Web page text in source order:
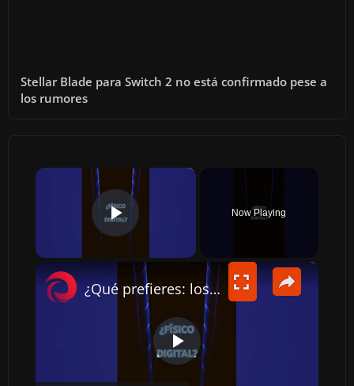
Stellar Blade para Switch 2 no está confirmado pese a
los rumores
×
PLAY VIDEO
Now Playing
×
P
¿Qué prefieres: los videojuegos en FÍSICO o DIGITAL?